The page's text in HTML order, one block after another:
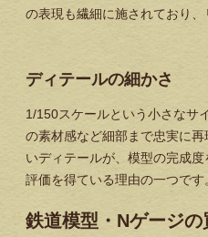
の表現も繊細に施されており、
ディテールの細かさ
1/150スケールという小さなサ
の素材感など細部まで忠実に
いディテールが、模型の完成
評価を得ている理由の一つです
鉄道模型・Nゲージ